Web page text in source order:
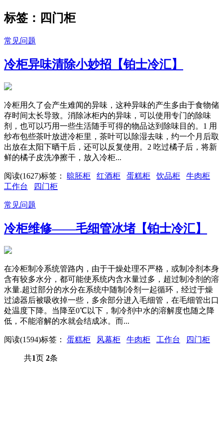
标签：四门柜
常见问题
冷柜异味清除小妙招【铂士冷汇】
冷柜用久了会产生难闻的异味，这种异味的产生多由于食物储
存时间太长导致。消除冰柜内的异味，可以使用专门的除味
剂，也可以巧用一些生活随手可得的物品达到除味目的。1 用
纱布包些茶叶放进冷柜里，茶叶可以除湿去味，约一个月后取
出放在太阳下晒干后，还可以反复使用。2 吃过橘子后，将新
鲜的橘子皮洗净擦干，放入冷柜...
阅读(1627)标签： 晾胚柜 红酒柜 蛋糕柜 饮品柜
牛肉柜
工作台
四门柜
常见问题
冷柜维修——毛细管冰堵【铂士冷汇】
在冷柜制冷系统管路内，由于干燥处理不严格，或制冷剂本身
含有较多水分，都可能使系统内含水量过多，超过制冷剂的溶
水量.超过部分的水分在系统中随制冷剂一起循环，经过于燥
过滤器后被吸收掉一些，多余部分进入毛细管，在毛细管出口
处温度下降。当降至0℃以下，制冷剂中水的溶解度也随之降
低，不能溶解的水就会结成冰。而...
阅读(1594)标签： 蛋糕柜 风幕柜 牛肉柜 工作台 四门柜
共1页 2条